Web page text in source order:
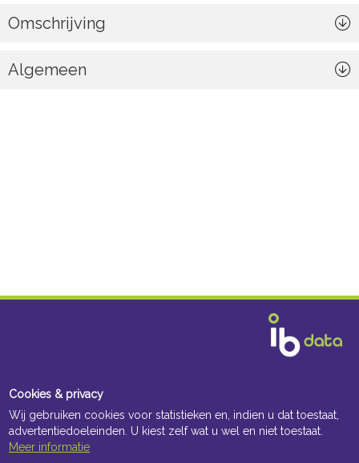
Omschrijving
Algemeen
Cookies & privacy
Wij gebruiken cookies voor statistieken en, indien u dat toestaat,
advertentiedoeleinden. U kiest zelf wat u wel en niet toestaat.
Meer informatie